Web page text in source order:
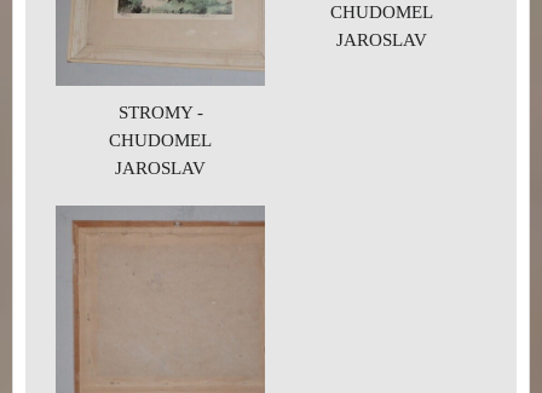
STROMY -
CHUDOMEL
JAROSLAV
CHUDOMEL
JAROSLAV